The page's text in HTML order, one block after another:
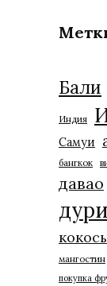
Бали
Индия
Самуи
бангкок
давао
мангостин
покупка